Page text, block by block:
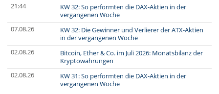
21:44
KW 32: So performten die DAX-Aktien in der
vergangenen Woche
07.08.26
KW 32: Die Gewinner und Verlierer der ATX-Aktien
in der vergangenen Woche
02.08.26
Bitcoin, Ether & Co. im Juli 2026: Monatsbilanz der
Kryptowährungen
02.08.26
KW 31: So performten die DAX-Aktien in der
vergangenen Woche